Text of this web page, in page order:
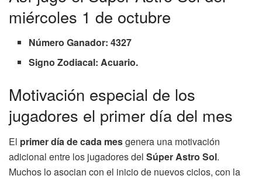
miércoles 1 de octubre
Número Ganador: 4327
Signo Zodiacal: Acuario.
Motivación especial de los
jugadores el primer día del mes
El primer día de cada mesgenera una motivación
adicional entre los jugadores del Súper Astro Sol.
Muchos lo asocian con el inicio de nuevos ciclos, con la